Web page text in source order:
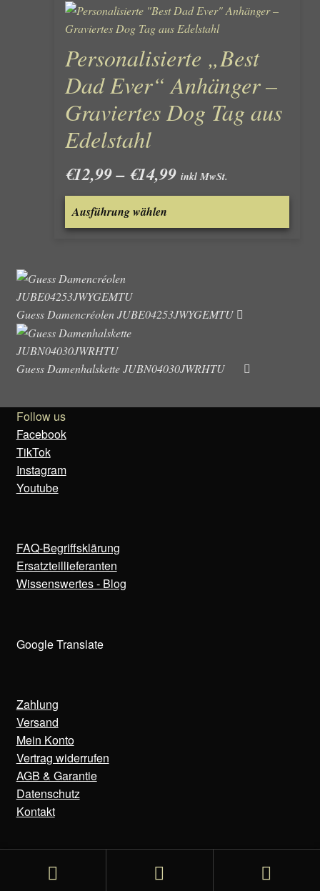
Personalisierte „Best
Dad Ever“ Anhänger –
Graviertes Dog Tag aus
Edelstahl
€12,99– €14,99Preisspanne:
€12,99
€14,99
inkl MwSt.
Ausführung wählen
Dieses
weist
Guess Damencréolen JUBE04253JWYGEMTU
Guess Damenhalskette JUBN04030JWRHTU
Follow us
Facebook
TikTok
Instagram
Youtube
FAQ-Begriffsklärung
Ersatzteillieferanten
Wissenswertes - Blog
Google Translate
Zahlung
Versand
Mein Konto
Vertrag widerrufen
AGB & Garantie
Datenschutz
Kontakt
© Bens Uhren 2020-2025